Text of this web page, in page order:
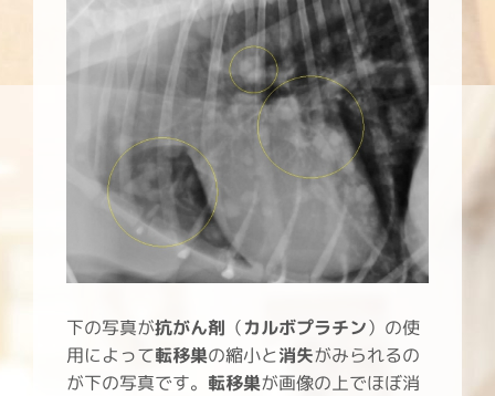
下の写真が抗がん剤 （カルボプラチン）の使
用によって転移巣の縮小と消失がみられるの
が下の写真です。 転移巣が画像の上でほぼ消